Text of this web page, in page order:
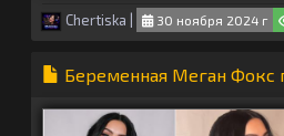
Chertiska 30 ноября 2024 г
Беременная Меган Фокс